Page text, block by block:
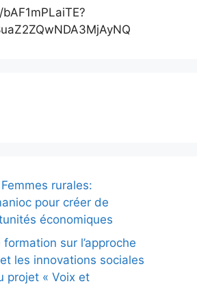
rurales:
pour créer de
économiques
sur l’approche
les innovations sociales
projet « Voix et